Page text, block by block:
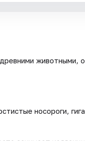
животными,
носороги,